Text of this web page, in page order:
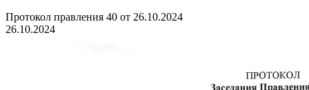
Протокол правления 40 от 26.10.2024
26.10.2024